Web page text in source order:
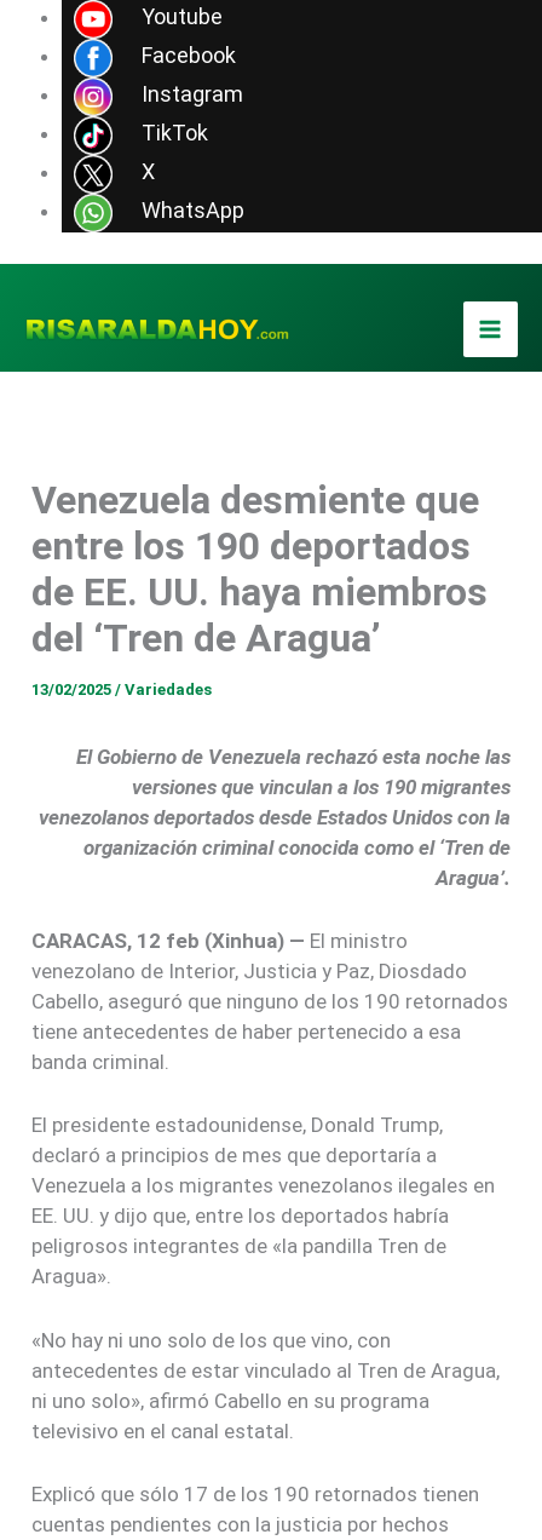
Youtube
Facebook
Instagram
TikTok
X
WhatsApp
contenido
Foto / Agencia de Noticias Xinhua
Venezuela desmiente que
entre los 190 deportados
de EE. UU. haya miembros
del ‘Tren de Aragua’
13/02/2025/Variedades
El Gobierno de Venezuela rechazó esta noche las
versiones que vinculan a los 190 migrantes
venezolanos deportados desde Estados Unidos con la
organización criminal conocida como el ‘Tren de
Aragua’.
CARACAS, 12 feb (Xinhua) — El ministro
venezolano de Interior, Justicia y Paz, Diosdado
Cabello, aseguró que ninguno de los 190 retornados
tiene antecedentes de haber pertenecido a esa
banda criminal.
El presidente estadounidense, Donald Trump,
declaró a principios de mes que deportaría a
Venezuela a los migrantes venezolanos ilegales en
EE. UU. y dijo que, entre los deportados habría
peligrosos integrantes de «la pandilla Tren de
Aragua».
«No hay ni uno solo de los que vino, con
antecedentes de estar vinculado al Tren de Aragua,
ni uno solo», afirmó Cabello en su programa
televisivo en el canal estatal.
Explicó que sólo 17 de los 190 retornados tienen
cuentas pendientes con la justicia por hechos